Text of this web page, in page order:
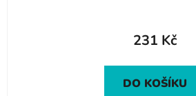
231 Kč
DO KOŠÍKU